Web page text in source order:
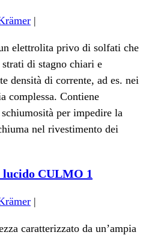
|
elettrolita privo di solfati che
di stagno chiari e
densità di corrente, ad es. nei
complessa. Contiene
per impedire la
nel rivestimento dei
lucido CULMO 1
|
caratterizzato da un’ampia